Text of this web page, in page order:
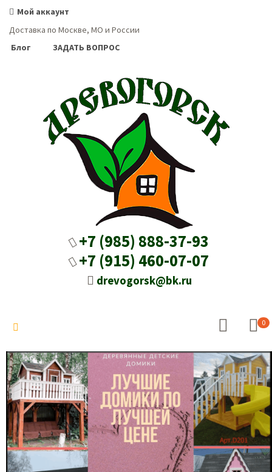
Мой аккаунт
Доставка по Москве, МО и России
Блог
ЗАДАТЬ ВОПРОС
+7 (985) 888-37-93
+7 (915) 460-07-07
drevogorsk@bk.ru
0